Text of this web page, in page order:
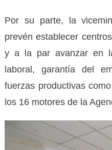
Por su parte, la
prevén establecer
y a la par avanzar en
laboral, garantía del
fuerzas productivas
los 16 motores de la